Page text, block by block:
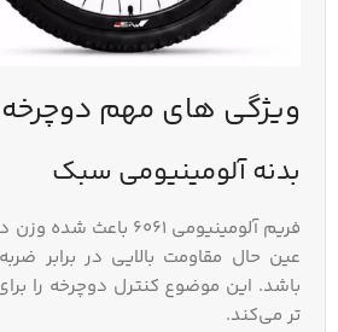
ویژگی‌ های مهم دوچرخه
بدنه آلومینیومی سبک
فریم آلومینیومی 6061
عین حال مقاومت بالایی در برابر
باشد. این موضوع کنترل دوچرخه را
تر می‌کند.